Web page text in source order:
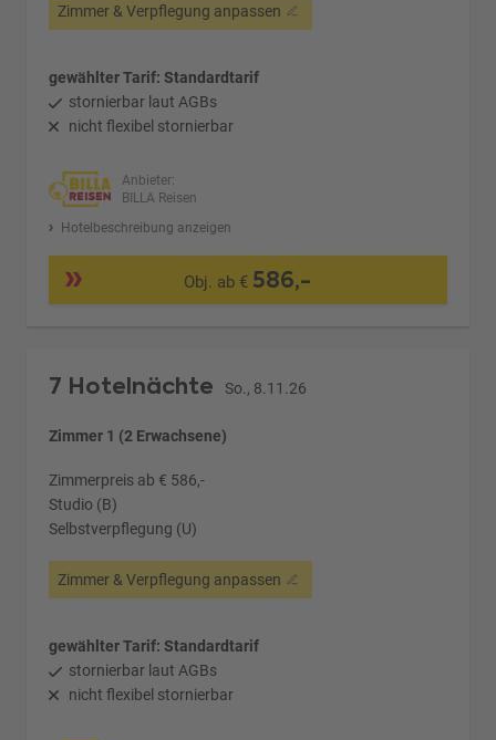
Zimmer & Verpflegung anpassen
gewählter Tarif: Standardtarif
stornierbar laut AGBs
nicht flexibel stornierbar
Anbieter:
BILLA Reisen
Hotelbeschreibung anzeigen
Obj. ab € 586,-
7 Hotelnächte So., 8.11.26
Zimmer 1 (2 Erwachsene)
Zimmerpreis ab € 586,-
Studio (B)
Selbstverpflegung (U)
Zimmer & Verpflegung anpassen
gewählter Tarif: Standardtarif
stornierbar laut AGBs
nicht flexibel stornierbar